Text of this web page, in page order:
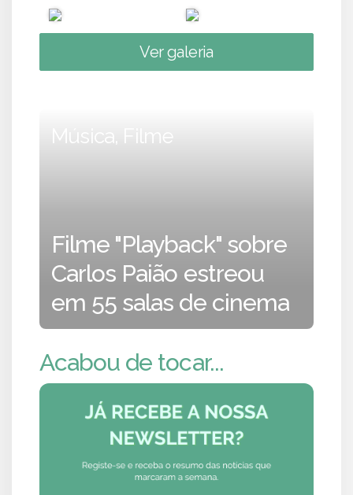
Ver galeria
Música, Filme
Filme "Playback" sobre
Carlos Paião estreou
em 55 salas de cinema
Acabou de tocar...